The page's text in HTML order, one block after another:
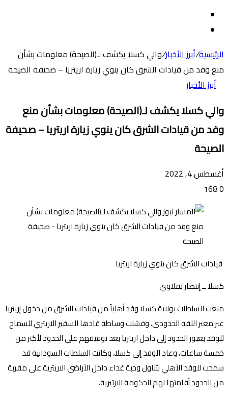
المظلم
الرئيسية/أبرز الأخبار/والي كسلا يكشف لـ(الصيحة) معلومات بشأن
منع وفد من قيادات الشرق كان ينوي زيارة اريتريا – صحيفة الصيحة
أبرز الأخبار
والي كسلا يكشف لـ(الصيحة) معلومات بشأن منع
وفد من قيادات الشرق كان ينوي زيارة اريتريا – صحيفة
الصيحة
أغسطس 4, 2022
0
قيادات الشرق كان ينوي زيارة اريتريا
كسلا ــ إنتصار تقلاوي
منعت السلطات بولاية كسلا وفد أهلياً من قيادات الشرق من دخول إريتريا
عبر معبر اللفة الحدودي، وفشلت وساطة قادها السفير الاريتري للسماح
للوفد بعبور الحدود إلى داخل اريتريا بعد توفيقهم على الحدود لأكثر من
خمسة ساعات، وعاد الوفد إلى كسلا، وكانت السلطات السودانية قد
سمحت للوفد الأهلي بتناول وجبة غداء داخل الأراضي الاريترية على مقربة
من الحدود أقامتها لهم الحكومة الارتيرية.